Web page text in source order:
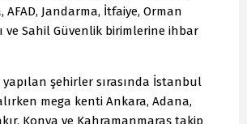
AFAD, Jandarma, İtfaiye, Orman
ve Sahil Güvenlik birimlerine ihbar
şehirler sırasında İstanbul
mega kenti Ankara, Adana,
Konya ve Kahramanmaraş takip